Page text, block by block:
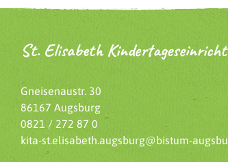
St. Elisabeth
Gneisenaustr. 30
86167 Augsburg
0821 / 272 87 0
kita-st.elisabeth.augsburg@bistum-